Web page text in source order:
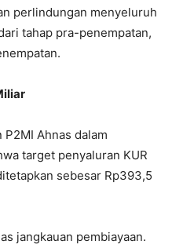
perlindungan menyeluruh
tahap pra-penempatan,
Ahnas dalam
target penyaluran KUR
sebesar Rp393,5
jangkauan pembiayaan.